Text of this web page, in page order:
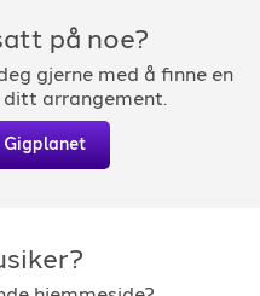
på noe?
gjerne med å finne en
arrangement.
Gigplanet